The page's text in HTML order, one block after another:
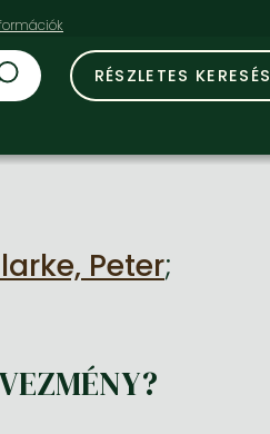
RÉSZLETES KERESÉS
Peter;